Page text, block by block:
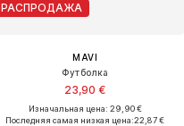
РАСПРОДАЖА
MAVI
Футболка
23,90 €
Изначальная цена: 29,90 €
Последняя самая низкая цена:22,87 €